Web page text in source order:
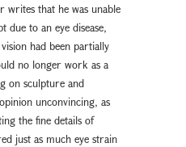
that he was unable
due to an eye disease,
had been partially
no longer work as a
on sculpture and
unconvincing, as
the fine details of
just as much eye strain